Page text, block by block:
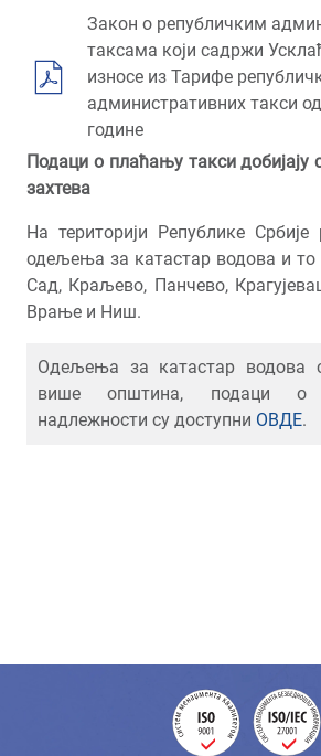
Закон о републичким
таксама који садржи
износе из Тарифе
административних такси
године
Подаци о плаћању такси добијају
захтева
На територији Републике Србије
одељења за катастар водова и то
Сад, Краљево, Панчево,
Врање и Ниш.
Одељења за катастар водова
више општина, подаци о
надлежности су доступни ОВДЕ.